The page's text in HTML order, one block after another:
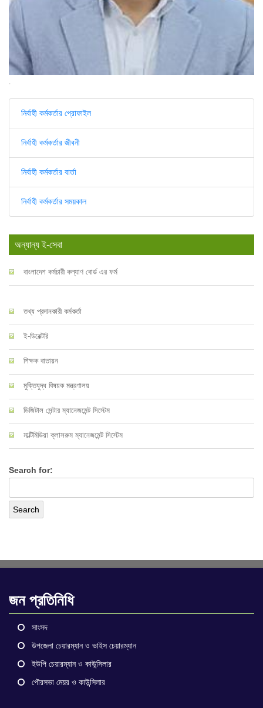
নির্বাহী কর্মকর্তার প্রোফাইল
নির্বাহী কর্মকর্তার জীবনী
নির্বাহী কর্মকর্তার বার্তা
নির্বাহী কর্মকর্তার সময়কাল
অন্যান্য ই-সেবা
বাংলাদেশ কর্মচারী কল্যাণ বোর্ড এর ফর্ম
তথ্য প্রদানকারী কর্মকর্তা
ই-ডিরেক্টরি
শিক্ষক বাতায়ন
মুক্তিযুদ্ধ বিষয়ক মন্ত্রণালয়
ডিজিটাল সেন্টার ম্যানেজমেন্ট সিস্টেম
মাল্টিমিডিয়া ক্লাসরুম ম্যানেজমেন্ট সিস্টেম
Search for:
জন প্রতিনিধি
সাংসদ
উপজেলা চেয়ারম্যান ও ভাইস চেয়ারম্যান
ইউপি চেয়ারম্যান ও কাউন্সিলার
পৌরসভা মেয়র ও কাউন্সিলার